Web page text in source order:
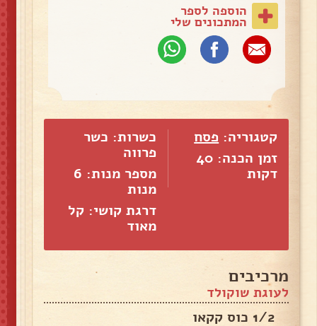
הוספה לספר
המתכונים שלי
קטגוריה: פסח
זמן הכנה: 40
דקות
כשרות: כשר
פרווה
מספר מנות: 6
מנות
דרגת קושי: קל
מאוד
מרכיבים
לעוגת שוקולד
1/2 כוס קקאו